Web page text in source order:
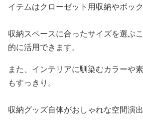
イテムはクローゼット用収納やボック
収納スペースに合ったサイズを選ぶ
的に活用できます。
また、インテリアに馴染むカラーや
もすっきり。
収納グッズ自体がおしゃれな空間演